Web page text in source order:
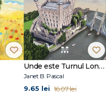
Unde este Turnul Londrei?
Janet B. Pascal
9.65 lei 16.07 lei